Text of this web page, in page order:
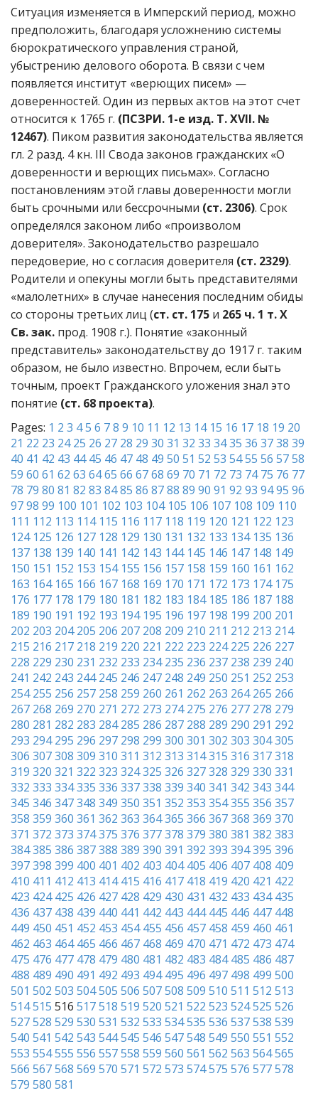
Ситуация изменяется в Имперский период, можно
предположить, благодаря усложнению системы
бюрократического управления страной,
убыстрению делового оборота. В связи с чем
появляется институт «верющих писем» —
доверенностей. Один из первых актов на этот счет
относится к 1765 г. (ПСЗРИ. 1-е изд. Т. XVII. №
12467). Пиком развития законодательства является
гл. 2 разд. 4 кн. III Свода законов гражданских «О
доверенности и верющих письмах». Согласно
постановлениям этой главы доверенности могли
быть срочными или бессрочными (ст. 2306). Срок
определялся законом либо «произволом
доверителя». Законодательство разрешало
передоверие, но с согласия доверителя (ст. 2329).
Родители и опекуны могли быть представителями
«малолетних» в случае нанесения последним обиды
со стороны третьих лиц (ст. ст. 175 и 265 ч. 1 т. X
Св. зак. прод. 1908 г.). Понятие «законный
представитель» законодательству до 1917 г. таким
образом, не было известно. Впрочем, если быть
точным, проект Гражданского уложения знал это
понятие (ст. 68 проекта).
Pages: 1 2 3 45 6 78 9 10 11 12 13 14 15 16 17 18 19 20
21 22 23 24 25 26 27 28 29 30 31 32 33 3435 36 3738 39
40 41 42 43 44 45 46 47 48 49 50 51 52 53 5455 56 5758
59 60 61 62 63 6465 66 6768 69 70 71 72 73 74 75 76 77
78 79 80 81 82 83 8485 86 8788 89 90 91 92 93 9495 96
9798 99 100 101 102 103 104 105 106 107 108 109 110
111 112 113 114 115 116 117 118 119 120 121 122 123
124 125 126 127 128 129 130 131 132 133 134 135 136
137 138 139 140 141 142 143 144 145 146 147 148 149
150 151 152 153 154 155 156 157 158 159 160 161 162
163 164 165 166 167 168 169 170 171 172 173 174 175
176 177 178 179 180 181 182 183 184 185 186 187 188
189 190 191 192 193 194 195 196 197 198 199 200 201
202 203 204 205 206 207 208 209 210 211 212 213 214
215 216 217 218 219 220 221 222 223 224 225 226 227
228 229 230 231 232 233 234 235 236 237 238 239 240
241 242 243 244 245 246 247 248 249 250 251 252 253
254 255 256 257 258 259 260 261 262 263 264 265 266
267 268 269 270 271 272 273 274 275 276 277 278 279
280 281 282 283 284 285 286 287 288 289 290 291 292
293 294 295 296 297 298 299 300 301 302 303 304305
306 307308 309 310 311 312 313 314315 316 317318
319 320 321 322 323 324325 326 327328 329 330 331
332 333 334335 336 337338 339 340 341 342 343 344
345 346 347348 349 350 351 352 353 354355 356 357
358 359 360 361 362 363 364365 366 367368 369 370
371 372 373 374375 376 377378 379 380 381 382 383
384385 386 387388 389 390 391 392 393 394395 396
397398 399 400 401 402 403 404 405 406 407 408 409
410 411 412 413 414 415 416 417 418 419 420 421 422
423 424 425 426 427 428 429 430 431 432 433 434 435
436 437 438 439 440 441 442 443 444 445 446 447 448
449 450 451 452 453 454 455 456 457 458 459 460 461
462 463 464 465 466 467 468 469 470 471 472 473 474
475 476 477 478 479 480 481 482 483 484 485 486 487
488 489 490 491 492 493 494 495 496 497 498 499 500
501 502 503 504505 506 507508 509 510 511 512 513
514515 516 517518 519 520 521 522 523 524525 526
527528 529 530 531 532 533 534535 536 537538 539
540 541 542 543 544545 546 547548 549 550 551 552
553 554555 556 557558 559 560 561 562 563 564565
566 567568 569 570 571 572 573 574575 576 577578
579 580 581